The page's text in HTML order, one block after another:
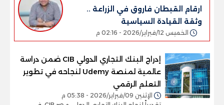
ارقام القبطان فاروق في الزراعة ..
وثقة القيادة السياسية
الخميس 12/فبراير/2026 - 02:16 م
إدراج البنك التجاري الدولي CIB ضمن دراسة
عالمية لمنصة Udemy لنجاحه في تطوير
التعلم الرقمي
الإثنين 09/فبراير/2026 - 05:38 م